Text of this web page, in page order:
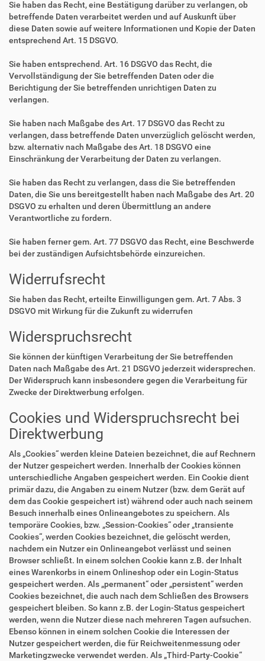
Sie haben das Recht, eine Bestätigung darüber zu verlangen, ob
betreffende Daten verarbeitet werden und auf Auskunft über
diese Daten sowie auf weitere Informationen und Kopie der Daten
entsprechend Art. 15 DSGVO.
Sie haben entsprechend. Art. 16 DSGVO das Recht, die
Vervollständigung der Sie betreffenden Daten oder die
Berichtigung der Sie betreffenden unrichtigen Daten zu
verlangen.
Sie haben nach Maßgabe des Art. 17 DSGVO das Recht zu
verlangen, dass betreffende Daten unverzüglich gelöscht werden,
bzw. alternativ nach Maßgabe des Art. 18 DSGVO eine
Einschränkung der Verarbeitung der Daten zu verlangen.
Sie haben das Recht zu verlangen, dass die Sie betreffenden
Daten, die Sie uns bereitgestellt haben nach Maßgabe des Art. 20
DSGVO zu erhalten und deren Übermittlung an andere
Verantwortliche zu fordern.
Sie haben ferner gem. Art. 77 DSGVO das Recht, eine Beschwerde
bei der zuständigen Aufsichtsbehörde einzureichen.
Widerrufsrecht
Sie haben das Recht, erteilte Einwilligungen gem. Art. 7 Abs. 3
DSGVO mit Wirkung für die Zukunft zu widerrufen
Widerspruchsrecht
Sie können der künftigen Verarbeitung der Sie betreffenden
Daten nach Maßgabe des Art. 21 DSGVO jederzeit widersprechen.
Der Widerspruch kann insbesondere gegen die Verarbeitung für
Zwecke der Direktwerbung erfolgen.
Cookies und Widerspruchsrecht bei
Direktwerbung
Als „Cookies“ werden kleine Dateien bezeichnet, die auf Rechnern
der Nutzer gespeichert werden. Innerhalb der Cookies können
unterschiedliche Angaben gespeichert werden. Ein Cookie dient
primär dazu, die Angaben zu einem Nutzer (bzw. dem Gerät auf
dem das Cookie gespeichert ist) während oder auch nach seinem
Besuch innerhalb eines Onlineangebotes zu speichern. Als
temporäre Cookies, bzw. „Session-Cookies“ oder „transiente
Cookies“, werden Cookies bezeichnet, die gelöscht werden,
nachdem ein Nutzer ein Onlineangebot verlässt und seinen
Browser schließt. In einem solchen Cookie kann z.B. der Inhalt
eines Warenkorbs in einem Onlineshop oder ein Login-Status
gespeichert werden. Als „permanent“ oder „persistent“ werden
Cookies bezeichnet, die auch nach dem Schließen des Browsers
gespeichert bleiben. So kann z.B. der Login-Status gespeichert
werden, wenn die Nutzer diese nach mehreren Tagen aufsuchen.
Ebenso können in einem solchen Cookie die Interessen der
Nutzer gespeichert werden, die für Reichweitenmessung oder
Marketingzwecke verwendet werden. Als „Third-Party-Cookie“